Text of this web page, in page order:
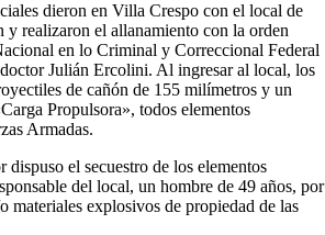
dieron en Villa Crespo con el local de
y realizaron el allanamiento con la orden
en lo Criminal y Correccional Federal
Julián Ercolini. Al ingresar al local, los
de cañón de 155 milímetros y un
Propulsora», todos elementos
Armadas.
dispuso el secuestro de los elementos
del local, un hombre de 49 años, por
materiales explosivos de propiedad de las